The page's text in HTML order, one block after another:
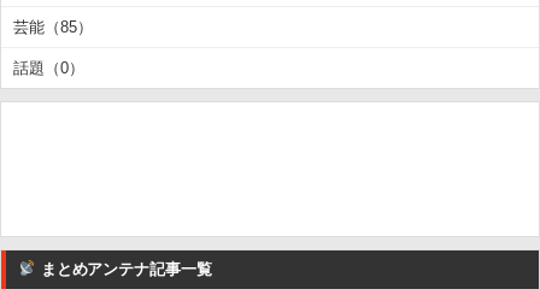
芸能（85）
話題（0）
まとめアンテナ記事一覧